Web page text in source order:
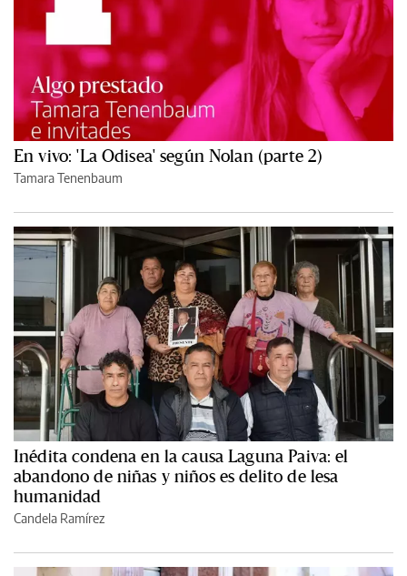
En vivo: 'La Odisea' según Nolan (parte 2)
Tamara Tenenbaum
Inédita condena en la causa Laguna Paiva: el
abandono de niñas y niños es delito de lesa
humanidad
Candela Ramírez